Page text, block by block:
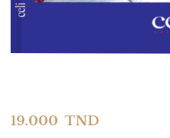
19.000 TND